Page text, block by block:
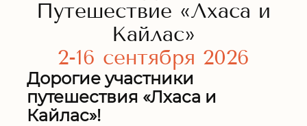
Путешествие «‎Лхаса и
Кайлас»
2-16 сентября 2026
Дорогие участники
путешествия «Лхаса и
Кайлас»!